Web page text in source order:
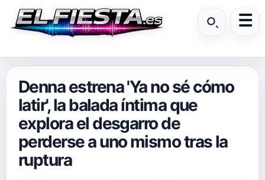
Denna estrena 'Ya no sé cómo
latir', la balada íntima que
explora el desgarro de
perderse a uno mismo tras la
ruptura